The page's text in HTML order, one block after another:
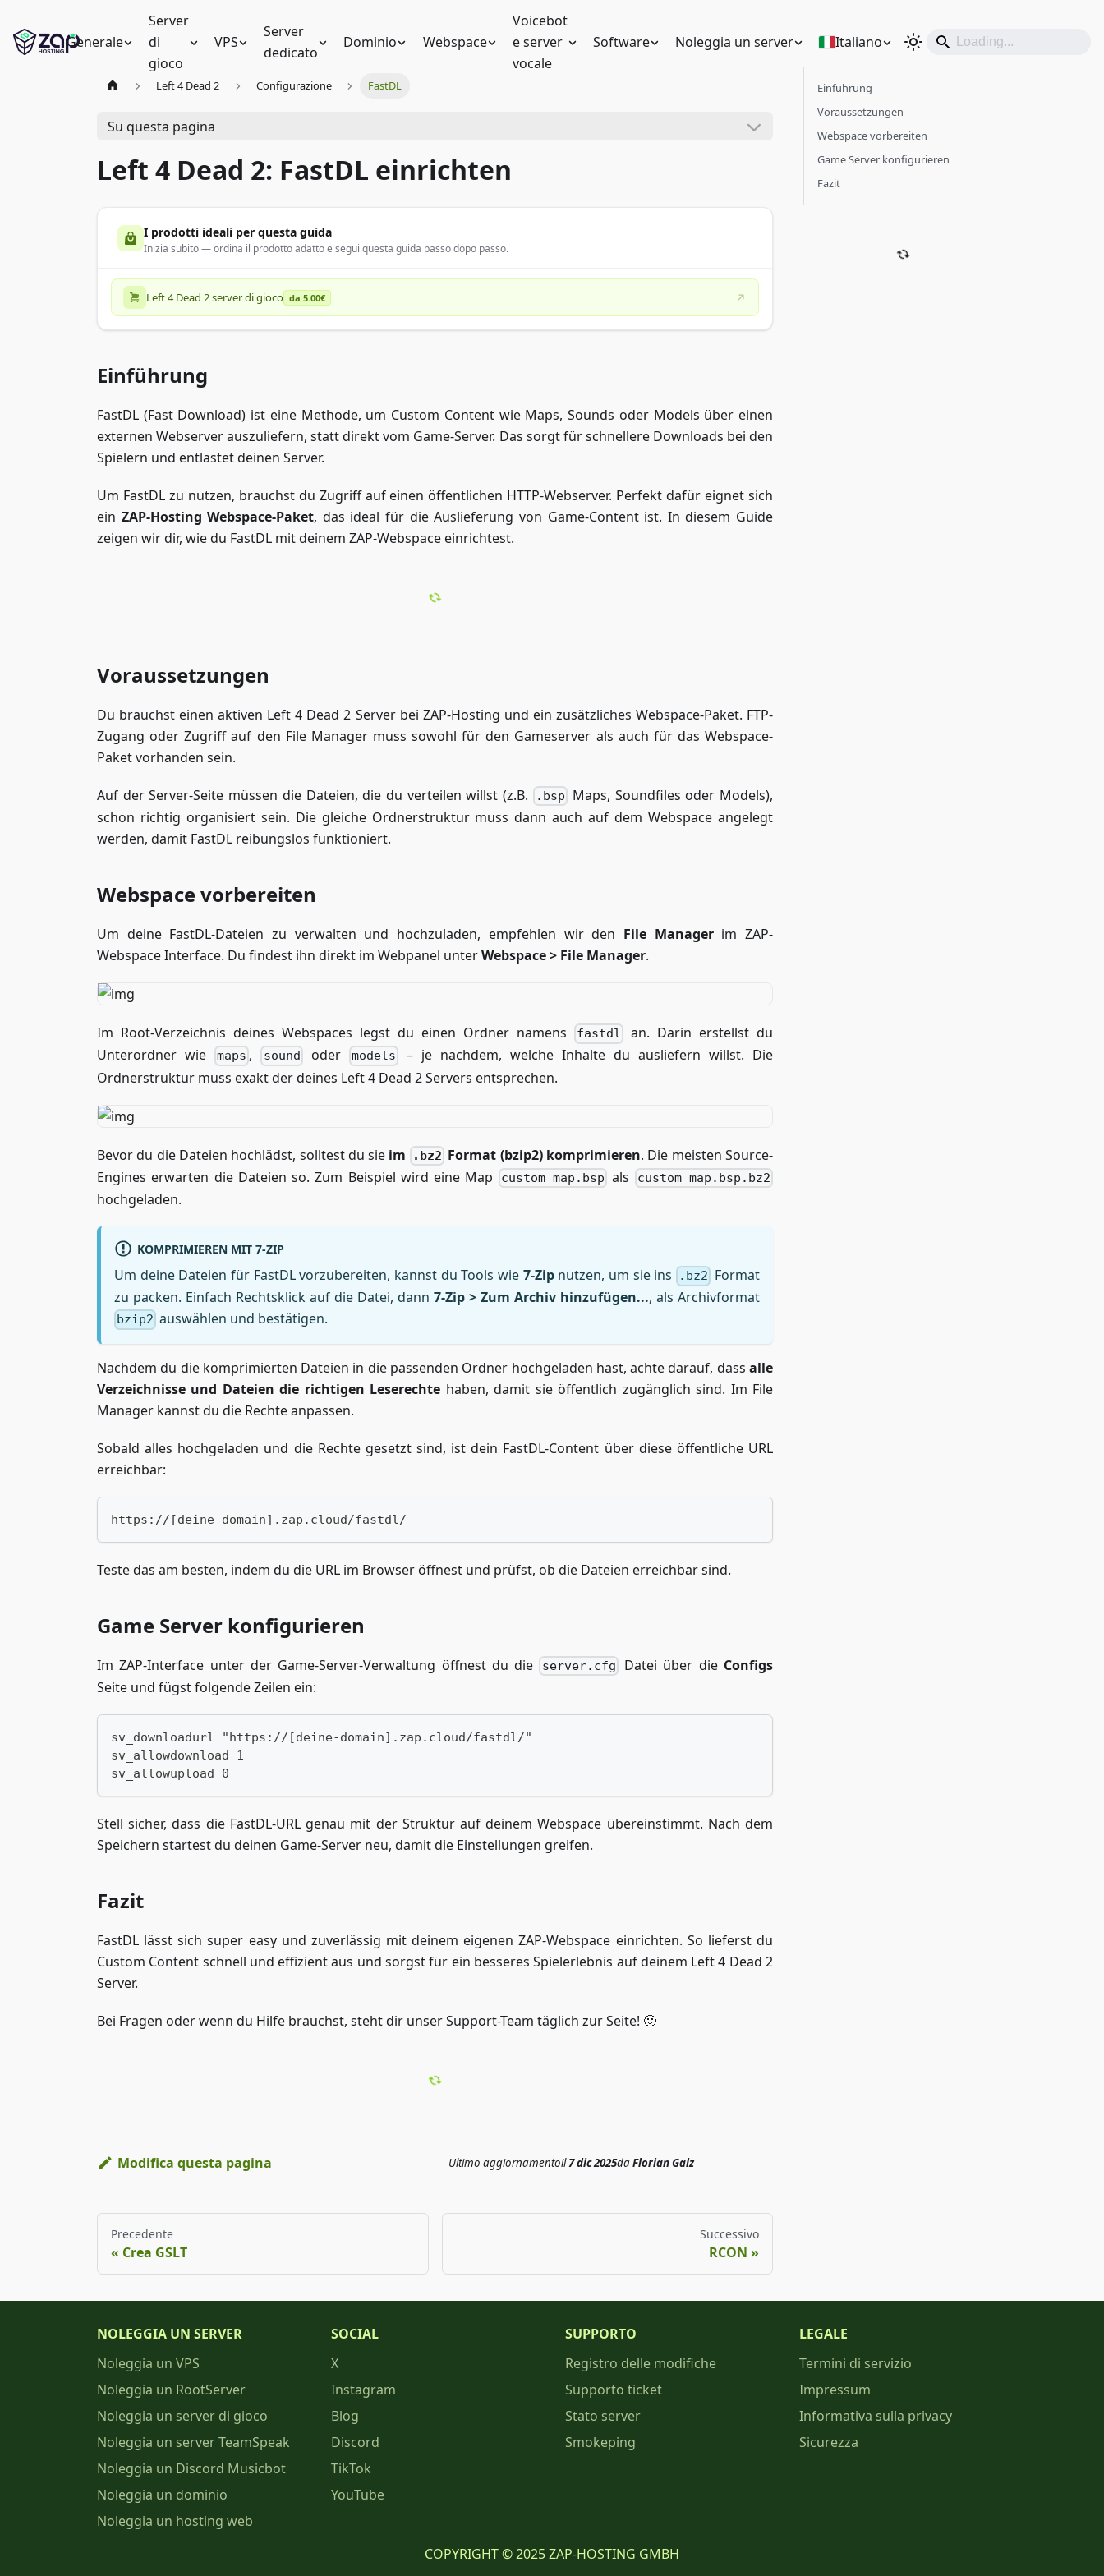
Generale
Server
di
gioco
VPS
Server
dedicato
Dominio Webspace
Voicebot
e server
vocale
Software Noleggia un server Italiano
Left 4 Dead 2 Configurazione FastDL
Su questa pagina
Left 4 Dead 2: FastDL einrichten
I prodotti ideali per questa guida
Inizia subito — ordina il prodotto adatto e segui questa guida passo dopo passo.
Left 4 Dead 2 server di gioco da 5.00€
Einführung
FastDL (Fast Download) ist eine Methode, um Custom Content wie Maps, Sounds oder Models über einen
externen Webserver auszuliefern, statt direkt vom Game-Server. Das sorgt für schnellere Downloads bei den
Spielern und entlastet deinen Server.
Um FastDL zu nutzen, brauchst du Zugriff auf einen öffentlichen HTTP-Webserver. Perfekt dafür eignet sich
ein ZAP-Hosting Webspace-Paket, das ideal für die Auslieferung von Game-Content ist. In diesem Guide
zeigen wir dir, wie du FastDL mit deinem ZAP-Webspace einrichtest.
Voraussetzungen
Du brauchst einen aktiven Left 4 Dead 2 Server bei ZAP-Hosting und ein zusätzliches Webspace-Paket. FTP-
Zugang oder Zugriff auf den File Manager muss sowohl für den Gameserver als auch für das Webspace-
Paket vorhanden sein.
Auf der Server-Seite müssen die Dateien, die du verteilen willst (z.B. .bsp
Maps, Soundfiles oder Models),
schon richtig organisiert sein. Die gleiche Ordnerstruktur muss dann auch auf dem Webspace angelegt
werden, damit FastDL reibungslos funktioniert.
Webspace vorbereiten
Um deine FastDL-Dateien zu verwalten und hochzuladen, empfehlen wir den File Managerim ZAP-
Webspace Interface. Du findest ihn direkt im Webpanel unterWebspace > File Manager.
Im Root-Verzeichnis deines Webspaces legst du einen Ordner namens fastdl
an. Darin erstellst du
Unterordner wie
maps , sound oder models
– je nachdem, welche Inhalte du ausliefern willst. Die
Ordnerstruktur muss exakt der deines Left 4 Dead 2 Servers entsprechen.
Bevor du die Dateien hochlädst, solltest du sie im .bz2 Format (bzip2) komprimieren. Die meisten Source-
Engines erwarten die Dateien so. Zum Beispiel wird eine Map
custom_map.bsp als custom_map.bsp.bz2
hochgeladen.
KOMPRIMIEREN MIT 7-ZIP
Um deine Dateien für FastDL vorzubereiten, kannst du Tools wie 7-Zipnutzen, um sie ins .bz2 Format
zu packen. Einfach Rechtsklick auf die Datei, dann 7-Zip > Zum Archiv hinzufügen..., als Archivformat
bzip2 auswählen und bestätigen.
Nachdem du die komprimierten Dateien in die passenden Ordner hochgeladen hast, achte darauf, dass alle
Verzeichnisse und Dateien die richtigen Leserechte haben, damit sie öffentlich zugänglich sind. Im File
Manager kannst du die Rechte anpassen.
Sobald alles hochgeladen und die Rechte gesetzt sind, ist dein FastDL-Content über diese öffentliche URL
erreichbar:
https://[deine-domain].zap.cloud/fastdl/
Teste das am besten, indem du die URL im Browser öffnest und prüfst, ob die Dateien erreichbar sind.
Game Server konfigurieren
Im ZAP-Interface unter der Game-Server-Verwaltung öffnest du die server.cfg Datei über die Configs
Seite und fügst folgende Zeilen ein:
sv_downloadurl "https://[deine-domain].zap.cloud/fastdl/"
sv_allowdownload 1
sv_allowupload 0
Stell sicher, dass die FastDL-URL genau mit der Struktur auf deinem Webspace übereinstimmt. Nach dem
Speichern startest du deinen Game-Server neu, damit die Einstellungen greifen.
Fazit
FastDL lässt sich super easy und zuverlässig mit deinem eigenen ZAP-Webspace einrichten. So lieferst du
Custom Content schnell und effizient aus und sorgst für ein besseres Spielerlebnis auf deinem Left 4 Dead 2
Server.
Bei Fragen oder wenn du Hilfe brauchst, steht dir unser Support-Team täglich zur Seite! 🙂
Modifica questa pagina Ultimo aggiornamentoil7 dic 2025daFlorian Galz
Precedente
Crea GSLT
Successivo
RCON
Einführung
Voraussetzungen
Webspace vorbereiten
Game Server konfigurieren
Fazit
NOLEGGIA UN SERVER
Noleggia un VPS
Noleggia un RootServer
Noleggia un server di gioco
Noleggia un server TeamSpeak
Noleggia un Discord Musicbot
Noleggia un dominio
Noleggia un hosting web
SOCIAL
X
Instagram
Blog
Discord
TikTok
YouTube
SUPPORTO
Registro delle modifiche
Supporto ticket
Stato server
Smokeping
LEGALE
Termini di servizio
Impressum
Informativa sulla privacy
Sicurezza
COPYRIGHT © 2025 ZAP-HOSTING GMBH